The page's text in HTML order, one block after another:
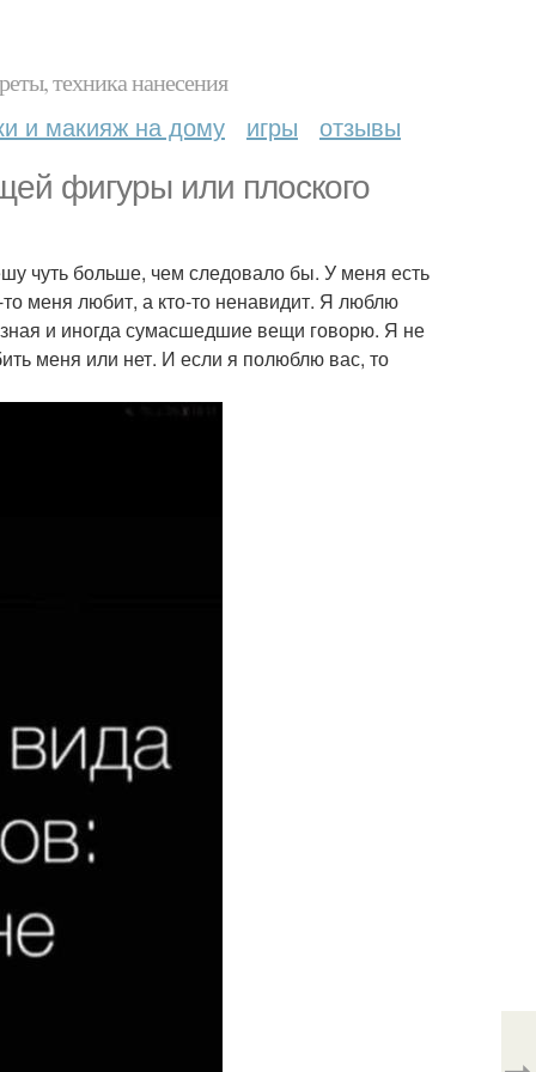
техника нанесения
и макияж на дому игры отзывы
фигуры или плоского
чуть больше, чем следовало бы. У меня есть
меня любит, а кто-то ненавидит. Я люблю
и иногда сумасшедшие вещи говорю. Я не
меня или нет. И если я полюблю вас, то